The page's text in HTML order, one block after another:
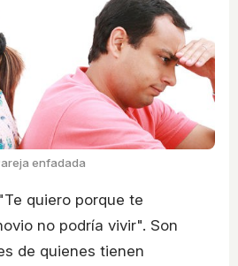
enfadada
quiero porque te
no podría vivir". Son
de quienes tienen